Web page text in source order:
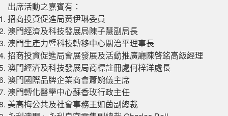
出席活動之嘉賓有：
招商投資促進局黃伊琳委員
澳門經濟及科技發展局陳子慧副局長
澳門生產力暨科技轉移中心關治平理事長
招商投資促進局會展發展及活動推廣廳陳啓銘高級經理
澳門經濟及科技發展局商標註冊處何梓洋處長
澳門國際品牌企業商會蕭婉儀主席
澳門轉化醫學中心蘇香玫行政主任
美高梅公共及社會事務王如茵副總裁